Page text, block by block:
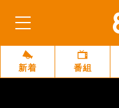
新着 番組